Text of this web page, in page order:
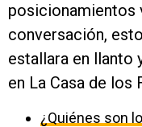
posicionamientos
conversación,
estallara en llanto
en La Casa de
¿Quiénes son